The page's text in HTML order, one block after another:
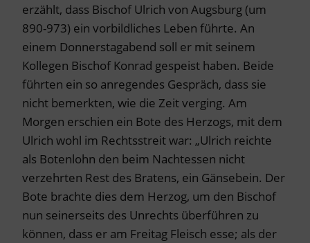
erzählt, dass Bischof Ulrich von Augsburg (um
890-973) ein vorbildliches Leben führte. An
einem Donnerstagabend soll er mit seinem
Kollegen Bischof Konrad gespeist haben. Beide
führten ein so anregendes Gespräch, dass sie
nicht bemerkten, wie die Zeit verging. Am
Morgen erschien ein Bote des Herzogs, mit dem
Ulrich wohl im Rechtsstreit war: „Ulrich reichte
als Botenlohn den beim Nachtessen nicht
verzehrten Rest des Bratens, ein Gänsebein. Der
Bote brachte dies dem Herzog, um den Bischof
nun seinerseits des Unrechts überführen zu
können, dass er am Freitag Fleisch esse; als der